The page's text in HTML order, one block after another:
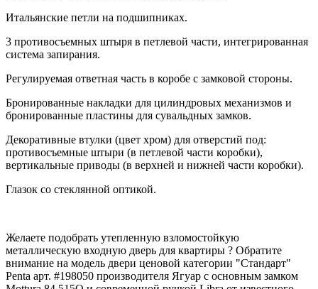
Итальянские петли на подшипниках.
3 противосъемных штыря в петлевой части, интегрированная
система запирания.
Регулируемая ответная часть в коробе с замковой стороны.
Бронированные накладки для цилиндровых механизмов и
бронированные пластины для сувальдных замков.
Декоративные втулки (цвет хром) для отверстий под:
противосъемные штыри (в петлевой части коробки),
вертикальные приводы (в верхней и нижней части коробки).
Глазок со стеклянной оптикой.
Желаете подобрать утепленную взломостойкую
металлическую входную дверь для квартиры ? Обратите
внимание на модель двери ценовой категории "Стандарт"
Penta арт. #198050 производителя Ягуар с основным замком